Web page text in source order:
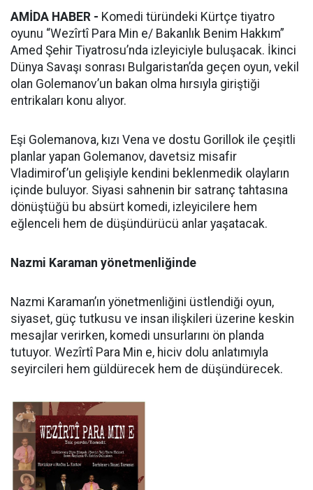
AMİDA HABER - Komedi türündeki Kürtçe tiyatro
oyunu “Wezîrtî Para Min e/ Bakanlık Benim Hakkım”
Amed Şehir Tiyatrosu’nda izleyiciyle buluşacak. İkinci
Dünya Savaşı sonrası Bulgaristan’da geçen oyun, vekil
olan Golemanov’un bakan olma hırsıyla giriştiği
entrikaları konu alıyor.
Eşi Golemanova, kızı Vena ve dostu Gorillok ile çeşitli
planlar yapan Golemanov, davetsiz misafir
Vladimirof’un gelişiyle kendini beklenmedik olayların
içinde buluyor. Siyasi sahnenin bir satranç tahtasına
dönüştüğü bu absürt komedi, izleyicilere hem
eğlenceli hem de düşündürücü anlar yaşatacak.
Nazmi Karaman yönetmenliğinde
Nazmi Karaman’ın yönetmenliğini üstlendiği oyun,
siyaset, güç tutkusu ve insan ilişkileri üzerine keskin
mesajlar verirken, komedi unsurlarını ön planda
tutuyor. Wezîrtî Para Min e, hiciv dolu anlatımıyla
seyircileri hem güldürecek hem de düşündürecek.